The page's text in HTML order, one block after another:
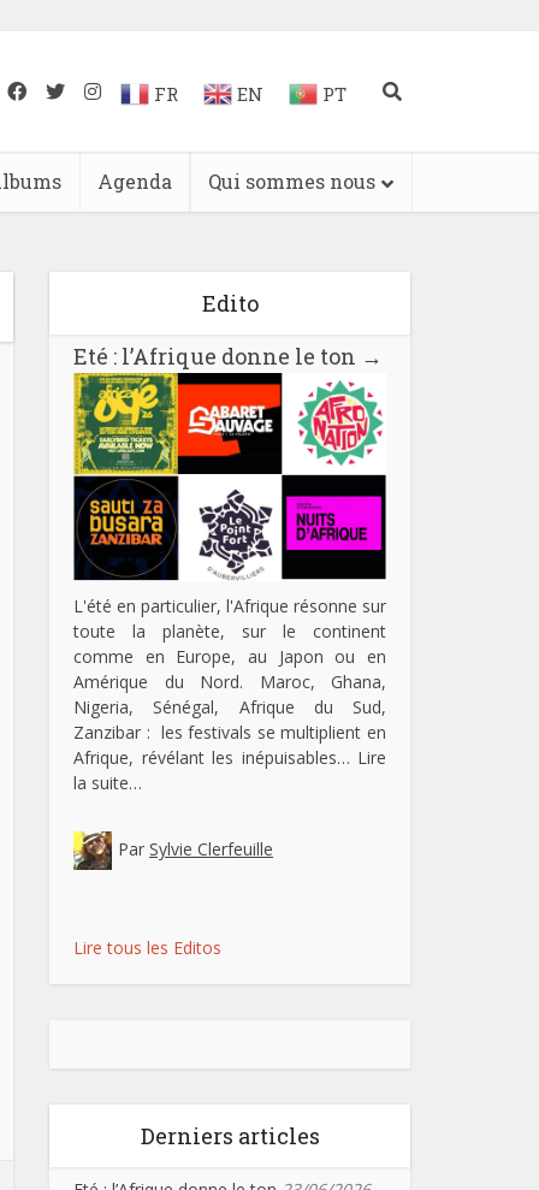
FR EN PT
Agenda Qui sommes nous
Edito
Eté : l’Afrique donne le ton →
L'été en particulier, l'Afrique résonne sur
toute la planète, sur le continent
comme en Europe, au Japon ou en
Amérique du Nord. Maroc, Ghana,
Nigeria, Sénégal, Afrique du Sud,
Zanzibar : les festivals se multiplient en
Afrique, révélant les inépuisables… Lire
la suite…
Par Sylvie Clerfeuille
Lire tous les Editos
Derniers articles